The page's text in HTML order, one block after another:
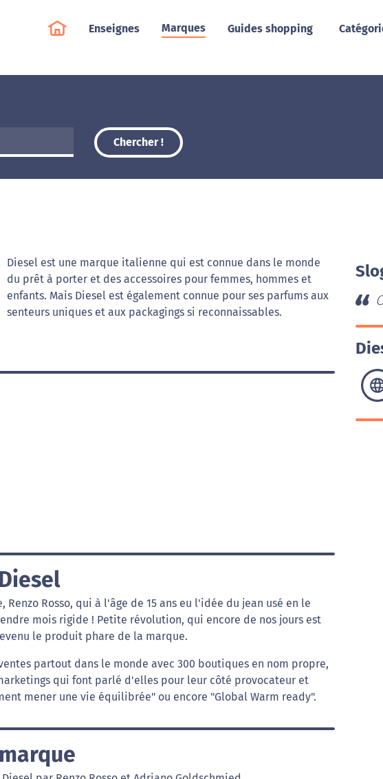
Enseignes Marques Guides shopping
Chercher !
Diesel est une marque italienne qui est connue dans le monde
du prêt à porter et des accessoires pour femmes, hommes et
enfants. Mais Diesel est également connue pour ses parfums aux
senteurs uniques et aux packagings si reconnaissables.
Rosso, qui à l'âge de 15 ans eu l'idée du jean usé en le
mois rigide ! Petite révolution, qui encore de nos jours est
le produit phare de la marque.
partout dans le monde avec 300 boutiques en nom propre,
qui font parlé d'elles pour leur côté provocateur et
mener une vie équilibrée" ou encore "Global Warm ready".